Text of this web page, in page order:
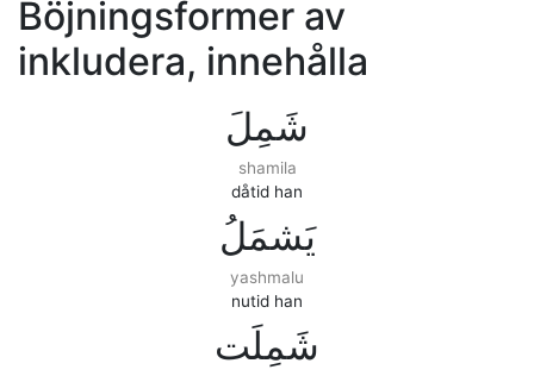
Böjningsformer av
inkludera, innehålla
ﺷَﻤِﻞَ
shamila
dåtid han
ﻳَﺸﻤَﻞُ
yashmalu
nutid han
ﺷَﻤِﻠَﺖ